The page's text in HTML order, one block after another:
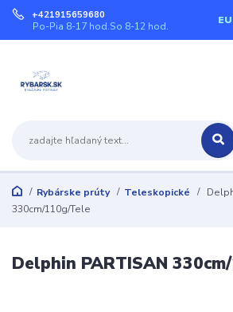
+421915659680
Po-Pia 8-17 hod.So 8-12 hod.
Rybárske prúty Teleskopické
330cm/110g/Tele
Delphin PARTISAN